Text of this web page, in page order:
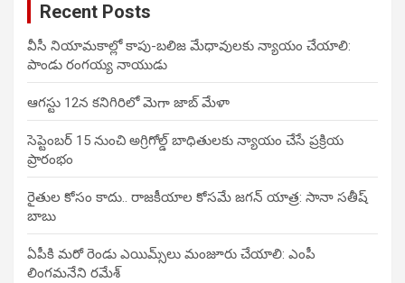
Recent Posts
వీసీ నియామకాల్లో కాపు-బలిజ మేధావులకు న్యాయం చేయాలి:
పాండు రంగయ్య నాయుడు
ఆగస్టు 12న కనిగిరిలో మెగా జాబ్ మేళా
సెప్టెంబర్ 15 నుంచి అగ్రిగోల్డ్ బాధితులకు న్యాయం చేసే ప్రక్రియ
ప్రారంభం
రైతుల కోసం కాదు.. రాజకీయాల కోసమే జగన్ యాత్ర: సానా సతీష్
బాబు
ఏపీకి మరో రెండు ఎయిమ్స్‌లు మంజూరు చేయాలి: ఎంపీ
లింగమనేని రమేశ్